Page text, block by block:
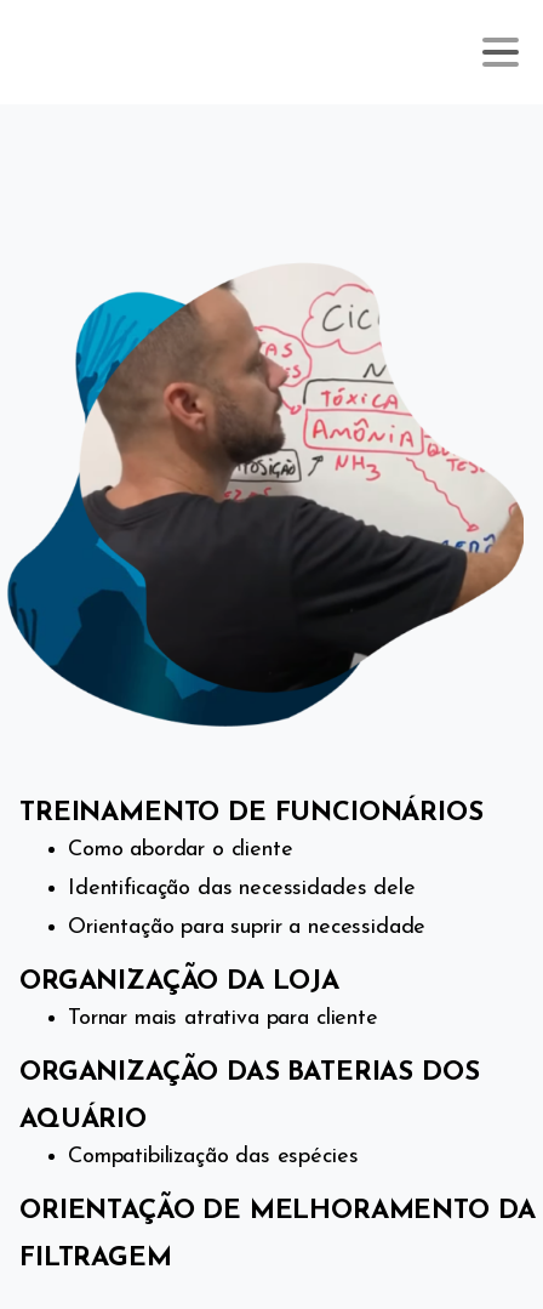
TREINAMENTO DE FUNCIONÁRIOS
Como abordar o cliente
Identificação das necessidades dele
Orientação para suprir a necessidade
ORGANIZAÇÃO DA LOJA
Tornar mais atrativa para cliente
ORGANIZAÇÃO DAS BATERIAS DOS
AQUÁRIO
Compatibilização das espécies
ORIENTAÇÃO DE MELHORAMENTO DA
FILTRAGEM